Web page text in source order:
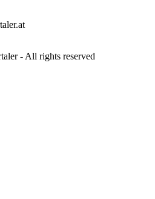
- All rights reserved